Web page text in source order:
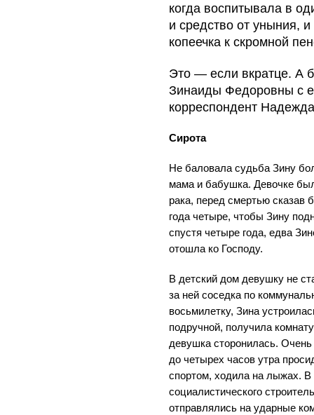
когда воспитывала в
и средство от уныния,
копеечка к скромной
Это — если вкратце. А
Зинаиды Федоровны с
корреспондент
Сирота
Не баловала судьба Зину
мама и бабушка. Девочке
рака, перед смертью
года четыре, чтобы Зину
спустя четыре года, едва
отошла ко Господу.
В детский дом девушку не
за ней соседка по
восьмилетку, Зина
подручной, получила
девушка сторонилась.
до четырех часов утра
спортом, ходила на лыжах. В
социалистического
отправлялись на ударные